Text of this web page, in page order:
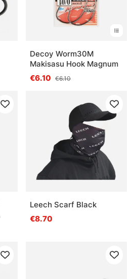
Decoy Worm30M
Makisasu Hook Magnum
€6.10 €6.10
Leech Scarf Black
€8.70